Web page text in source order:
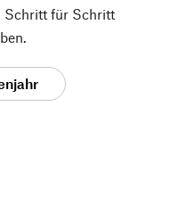
Schritt für Schritt